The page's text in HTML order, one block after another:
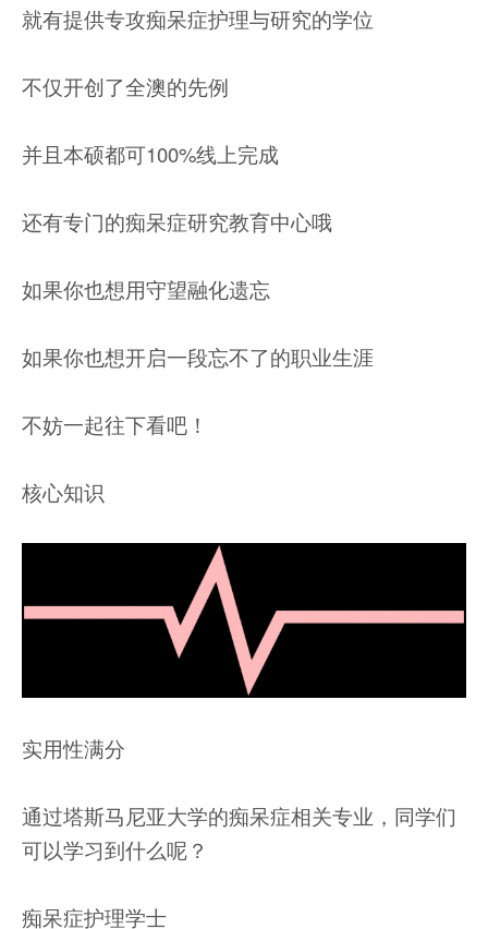
就有提供专攻痴呆症护理与研究的学位
不仅开创了全澳的先例
并且本硕都可100%线上完成
还有专门的痴呆症研究教育中心哦
如果你也想用守望融化遗忘
如果你也想开启一段忘不了的职业生涯
不妨一起往下看吧！
核心知识
实用性满分
通过塔斯马尼亚大学的痴呆症相关专业，同学们
可以学习到什么呢？
痴呆症护理学士